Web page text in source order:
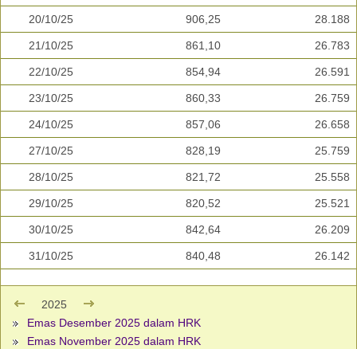
20/10/25 906,25 28.188
21/10/25 861,10 26.783
22/10/25 854,94 26.591
23/10/25 860,33 26.759
24/10/25 857,06 26.658
27/10/25 828,19 25.759
28/10/25 821,72 25.558
29/10/25 820,52 25.521
30/10/25 842,64 26.209
31/10/25 840,48 26.142
2025
Emas Desember 2025 dalam HRK
Emas November 2025 dalam HRK